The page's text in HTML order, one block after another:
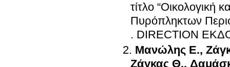
τίτλο “Οικολογική
Πυρόπληκτων
. DIRECTION
Μανώλης Ε.,
Ζάγκας Θ.,